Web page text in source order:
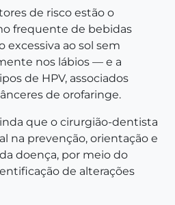
de risco estão o
frequente de bebidas
excessiva ao sol sem
nos lábios — e a
de HPV, associados
de orofaringe.
que o cirurgião-dentista
na prevenção, orientação e
doença, por meio do
de alterações